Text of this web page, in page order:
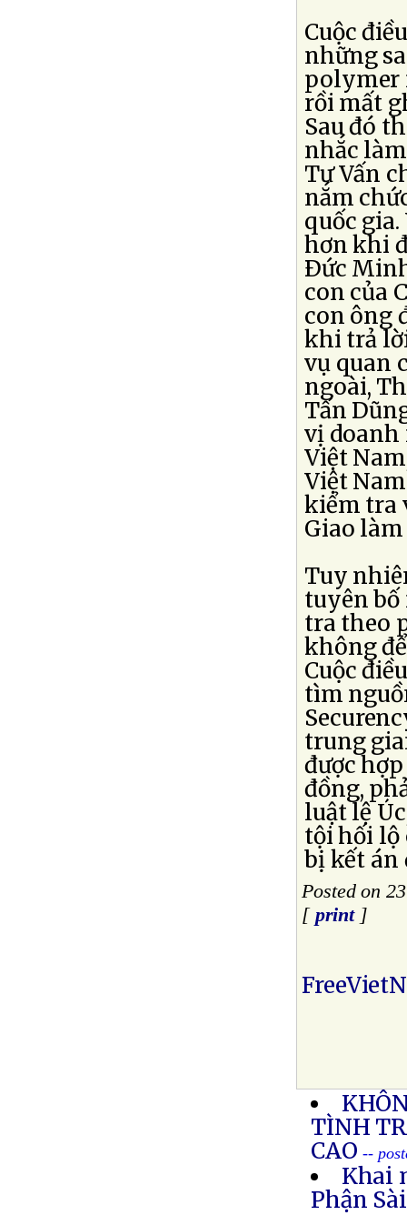
Cuộc
những
polymer
rồi mất
Sau đó
nhắc
Tư Vấn
nắm
quốc
hơn khi
Ðức
con của
con ông
khi trả lời
vụ quan
ngoài,
Tấn
vị doanh
Việt
Việt
kiểm tra
Giao
Tuy
tuyên bố
tra theo
không
Cuộc
tìm
trung
được
đồng,
luật lệ
tội hối lộ
bị kết án
Posted on
[ print]
TÌNH
CAO--
Khai
Phận